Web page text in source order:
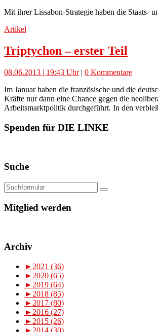
Mit ihrer Lissabon-Strategie haben die Staats-
Artikel
Triptychon – erster Teil
08.06.2013 | 19:43 Uhr| 0 Kommentare
Im Januar haben die französische und die
Kräfte nur dann eine Chance gegen die
Arbeitsmarktpolitik durchgeführt. In den
Spenden für DIE LINKE
Suche
Mitglied werden
Archiv
► 2021 (36)
► 2020 (65)
► 2019 (64)
► 2018 (85)
► 2017 (80)
► 2016 (27)
► 2015 (26)
► 2014 (30)